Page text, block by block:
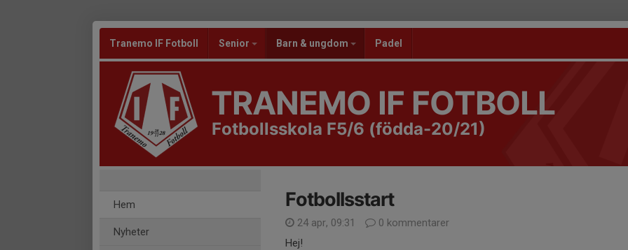
Tranemo IF Fotboll Senior Barn & ungdom Padel
TRANEMO IF FOTBOLL
Fotbollsskola F5/6 (födda-20/21)
Hem
Nyheter
Fotbollsstart
24 apr, 09:31
0 kommentarer
Hej!